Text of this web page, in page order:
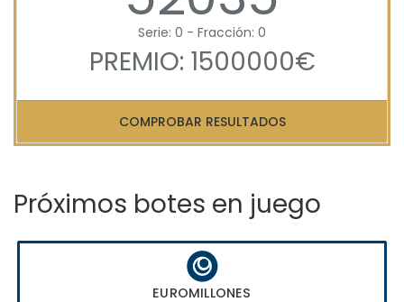
Serie: 0 - Fracción: 0
PREMIO: 1500000€
COMPROBAR RESULTADOS
Próximos botes en juego
EUROMILLONES